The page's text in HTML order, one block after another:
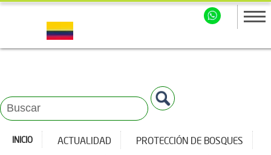
INICIO ACTUALIDAD
PROTECCIÓN DE BOSQUES